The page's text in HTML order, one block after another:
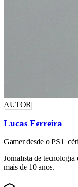
AUTOR
Lucas Ferreira
Gamer desde o PS1,
Jornalista de tecnologia
mais de 10 anos.